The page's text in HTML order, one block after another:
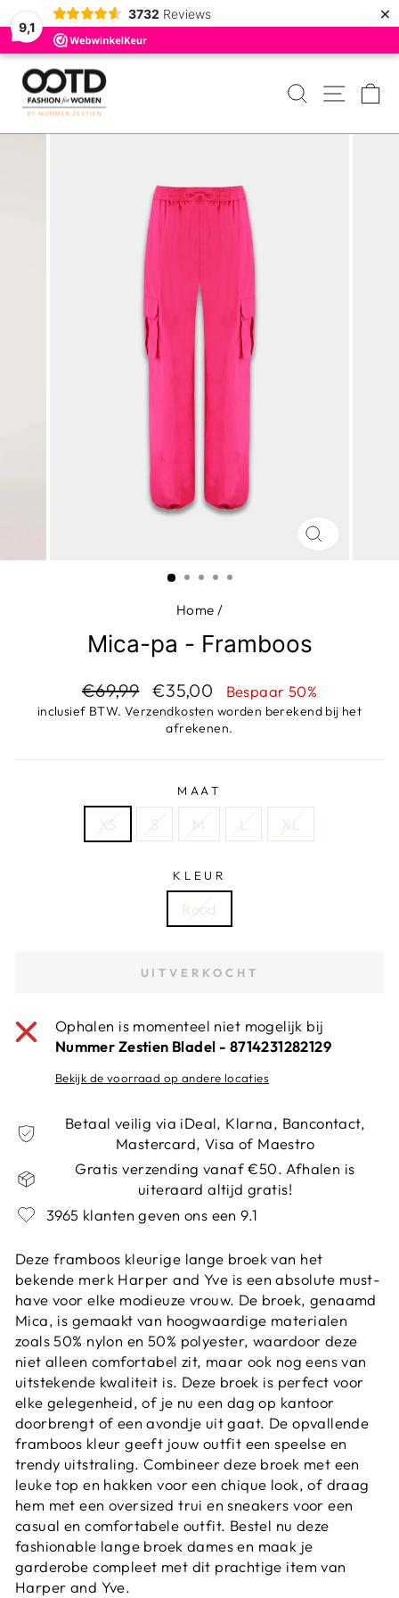
9,1
3732 Reviews ×
Door
naar
ZOEKEN
MENU
SLUIT
Home /
Mica-pa - Framboos
Adviesprijs
€69,99 Aanbiedingsprijs
€35,00 Bespaar 50%
inclusief BTW. Verzendkosten worden berekend bij het
afrekenen.
MAAT
XS S M L XL
KLEUR
Rood
UITVERKOCHT
Ophalen is momenteel niet mogelijk bij
Nummer Zestien Bladel - 8714231282129
Bekijk de voorraad op andere locaties
Betaal veilig via iDeal, Klarna, Bancontact,
Mastercard, Visa of Maestro
Gratis verzending vanaf €50. Afhalen is
uiteraard altijd gratis!
3965 klanten geven ons een 9.1
Deze framboos kleurige lange broek van het
bekende merk Harper and Yve is een absolute must-
have voor elke modieuze vrouw. De broek, genaamd
Mica, is gemaakt van hoogwaardige materialen
zoals 50% nylon en 50% polyester, waardoor deze
niet alleen comfortabel zit, maar ook nog eens van
uitstekende kwaliteit is. Deze broek is perfect voor
elke gelegenheid, of je nu een dag op kantoor
doorbrengt of een avondje uit gaat. De opvallende
framboos kleur geeft jouw outfit een speelse en
trendy uitstraling. Combineer deze broek met een
leuke top en hakken voor een chique look, of draag
hem met een oversized trui en sneakers voor een
casual en comfortabele outfit. Bestel nu deze
fashionable lange broek dames en maak je
garderobe compleet met dit prachtige item van
Harper and Yve.